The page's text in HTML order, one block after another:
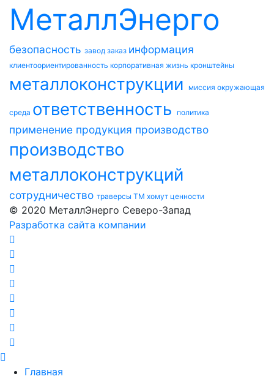
МеталлЭнерго
безопасность завод заказ информация
клиентоориентированность корпоративная жизнь кронштейны
металлоконструкции миссия окружающая
среда ответственность политика
применение продукция производство
производство
металлоконструкций
сотрудничество траверсы ТМ хомут ценности
© 2020 МеталлЭнерго Северо-Запад
Разработка сайта компании
Главная